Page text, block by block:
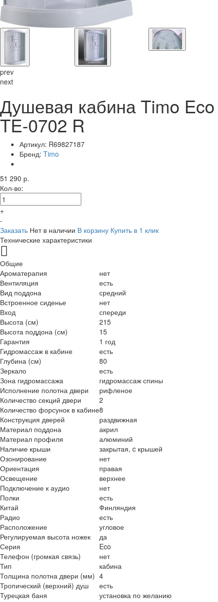
prev
next
Душевая кабина Timo Eco
TE-0702 R
Артикул: R69827187
Бренд: Timo
51 290 р.
Кол-во:
+
-
Заказать Нет в наличии В корзину Купить в 1 клик
Технические характеристики
Общие
Ароматерапия
нет
Вентиляция
есть
Вид поддона
средний
Встроенное сиденье
нет
Вход
спереди
Высота (см)
215
Высота поддона (см)
15
Гарантия
1 год
Гидромассаж в кабине
есть
Глубина (см)
80
Зеркало
есть
Зона гидромассажа
гидромассаж спины
Исполнение полотна двери
рифленое
Количество секций двери
2
Количество форсунок в кабине8
Конструкция дверей
раздвижная
Материал поддона
акрил
Материал профиля
алюминий
Наличие крыши
закрытая, c крышей
Озонирование
нет
Ориентация
правая
Освещение
верхнее
Подключение к аудио
нет
Полки
есть
Китай
Финляндия
Радио
есть
Расположение
угловое
Регулируемая высота ножек
да
Серия
Eco
Телефон (громкая связь)
нет
Тип
кабина
Толщина полотна двери (мм) 4
Тропический (верхний) душ
есть
Турецкая баня
установка по желанию